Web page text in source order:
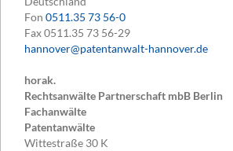
Fon 0511.35 73 56-0
Fax0511.35 73 56-29
hannover@patentanwalt-hannover.de
horak.
Rechtsanwälte Partnerschaft mbB Berlin
Fachanwälte
Patentanwälte
Wittestraße 30 K